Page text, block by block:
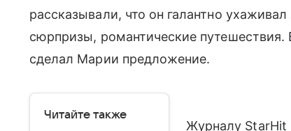
рассказывали, что он галантно
сюрпризы, романтические
сделал Марии предложение.
Читайте также
Журналу StarHit